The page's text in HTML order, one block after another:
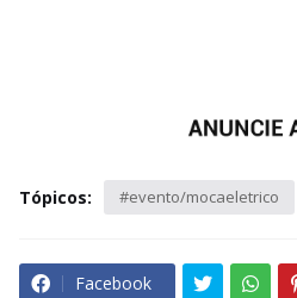
Tópicos: #evento/mocaeletrico
Facebook